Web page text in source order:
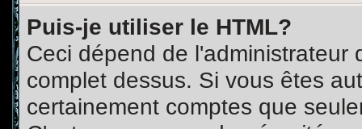
Puis-je utiliser le HTML?
Ceci dépend de l'administrateur
complet dessus. Si vous êtes
certainement comptes que